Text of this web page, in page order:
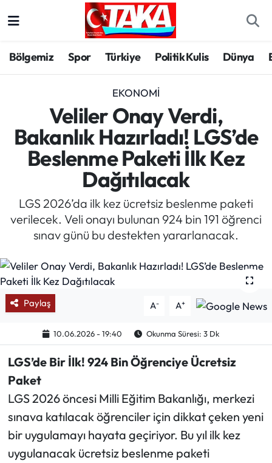
Bölgemiz Spor Türkiye Politik Kulis Dünya
EKONOMI
Veliler Onay Verdi,
Bakanlık Hazırladı! LGS’de
Beslenme Paketi İlk Kez
Dağıtılacak
LGS 2026’da ilk kez ücretsiz beslenme paketi
verilecek. Veli onayı bulunan 924 bin 191 öğrenci
sınav günü bu destekten yararlanacak.
Paylaş A- A+
10.06.2026 - 19:40 Okunma Süresi: 3 Dk
LGS’de Bir İlk! 924 Bin Öğrenciye Ücretsiz
Paket
LGS 2026 öncesi Milli Eğitim Bakanlığı, merkezi
sınava katılacak öğrenciler için dikkat çeken yeni
bir uygulamayı hayata geçiriyor. Bu yıl ilk kez
uygulanacak ücretsiz beslenme paketi
Spor
Türkiye
Kültür/Sanat
Politika
Politik Kulis
Dünya
Magazin
Mektup Galeri
Manşet
Köşe Yazıları
Karikatür Galeri
BIK
Trabzon Hava Durumu
Trabzon Trafik Yoğunluk Haritası
Süper Lig Puan Durumu ve Fikstür
Tüm Manşetler
Son Dakika Haberleri
Haber Arşivi